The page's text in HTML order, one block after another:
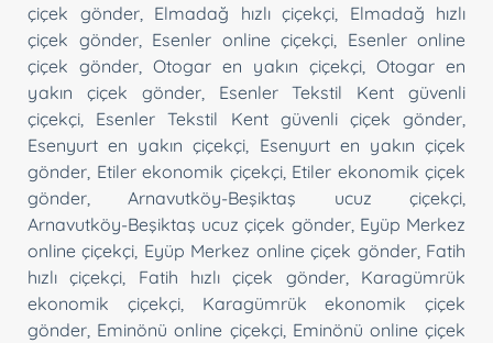
çiçek gönder, Elmadağ hızlı çiçekçi
Elmadağ hızlı
çiçek gönder, Esenler online çiçekçi
Esenler online
çiçek gönder
Otogar en yakın çiçekçi
Otogar en
yakın çiçek gönder, Esenler Tekstil Kent güvenli
çiçekçi
Esenler Tekstil Kent güvenli çiçek gönder
Esenyurt en yakın çiçekçi
Esenyurt en yakın çiçek
gönder Etiler ekonomik çiçekçi, Etiler ekonomik çiçek
gönder ,Arnavutköy-Beşiktaş ucuz çiçekçi
Arnavutköy-Beşiktaş ucuz çiçek gönder, Eyüp Merkez
online çiçekçi Eyüp Merkez online çiçek gönder, Fatih
hızlı çiçekçi
Fatih hızlı çiçek gönder, Karagümrük
ekonomik çiçekçi, Karagümrük ekonomik çiçek
gönder Eminönü online çiçekçi, Eminönü online çiçek